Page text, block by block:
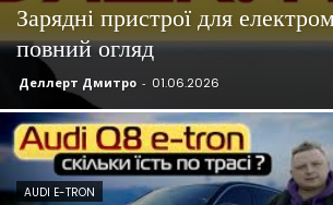
Зарядні пристрої для
повний огляд
Деллерт Дмитро - 01.06.2026
AUDI E-TRON